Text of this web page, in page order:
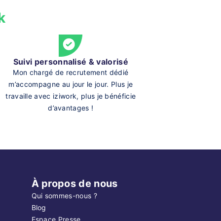
Suivi personnalisé & valorisé
Mon chargé de recrutement dédié
m’accompagne au jour le jour. Plus je
travaille avec iziwork, plus je bénéficie
d’avantages !
À propos de nous
Qui sommes-nous ?
Blog
Espace Presse